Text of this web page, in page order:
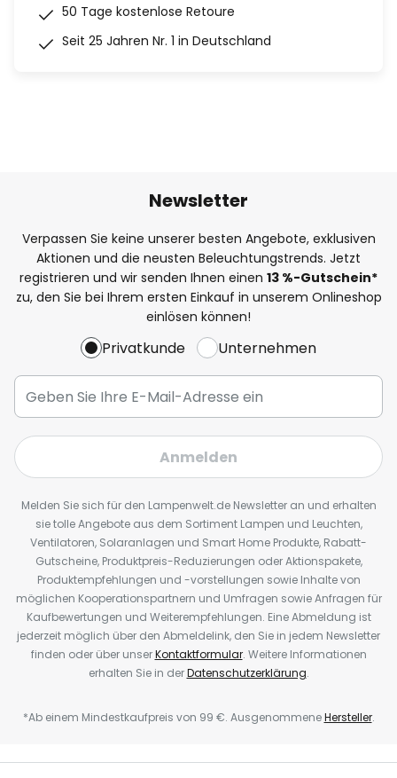
50 Tage kostenlose Retoure
Seit 25 Jahren Nr. 1 in Deutschland
Newsletter
Verpassen Sie keine unserer besten Angebote, exklusiven
Aktionen und die neusten Beleuchtungstrends. Jetzt
registrieren und wir senden Ihnen einen 13 %-Gutschein*
zu, den Sie bei Ihrem ersten Einkauf in unserem Onlineshop
einlösen können!
Privatkunde Unternehmen
Anmelden
Melden Sie sich für den Lampenwelt.de Newsletter an und erhalten
sie tolle Angebote aus dem Sortiment Lampen und Leuchten,
Ventilatoren, Solaranlagen und Smart Home Produkte, Rabatt-
Gutscheine, Produktpreis-Reduzierungen oder Aktionspakete,
Produktempfehlungen und -vorstellungen sowie Inhalte von
möglichen Kooperationspartnern und Umfragen sowie Anfragen für
Kaufbewertungen und Weiterempfehlungen. Eine Abmeldung ist
jederzeit möglich über den Abmeldelink, den Sie in jedem Newsletter
finden oder über unserKontaktformular. Weitere Informationen
erhalten Sie in derDatenschutzerklärung.
*Ab einem Mindestkaufpreis von 99 €. AusgenommeneHersteller.